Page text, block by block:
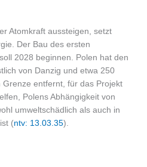
Atomkraft aussteigen, setzt
Der Bau des ersten
2028 beginnen. Polen hat den
von Danzig und etwa 250
entfernt, für das Projekt
Polens Abhängigkeit von
umweltschädlich als auch in
(ntv: 13.03.35).